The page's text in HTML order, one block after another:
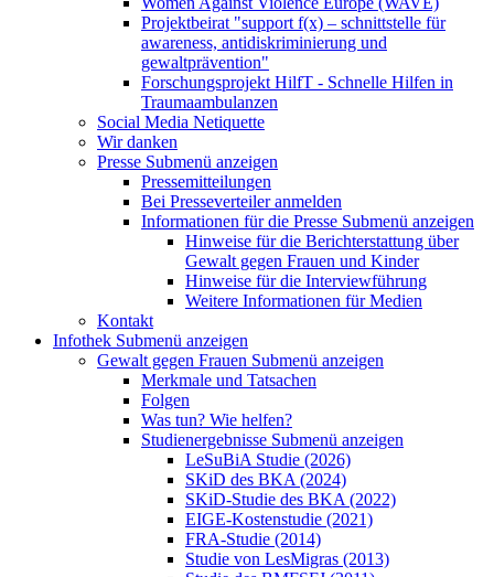
Projektbeirat "support f(x) – schnittstelle für
awareness, antidiskriminierung und
gewaltprävention"
Forschungsprojekt HilfT - Schnelle Hilfen in
Traumaambulanzen
Social Media Netiquette
Wir danken
Presse Submenü anzeigen
Pressemitteilungen
Bei Presseverteiler anmelden
Informationen für die Presse Submenü anzeigen
Hinweise für die Berichterstattung über
Gewalt gegen Frauen und Kinder
Hinweise für die Interviewführung
Weitere Informationen für Medien
Kontakt
Infothek Submenü anzeigen
Gewalt gegen Frauen Submenü anzeigen
Merkmale und Tatsachen
Folgen
Was tun? Wie helfen?
Studienergebnisse Submenü anzeigen
LeSuBiA Studie (2026)
SKiD des BKA (2024)
SKiD-Studie des BKA (2022)
EIGE-Kostenstudie (2021)
FRA-Studie (2014)
Studie von LesMigras (2013)